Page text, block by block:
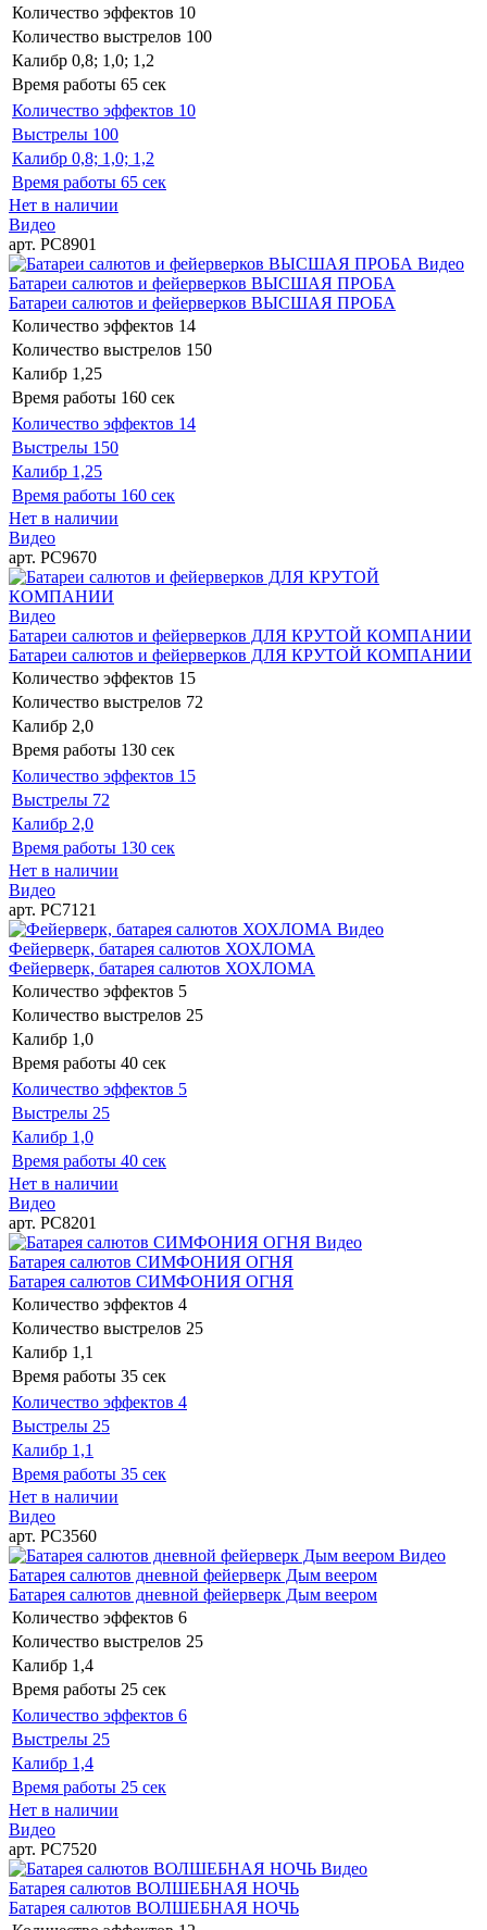
Количество эффектов 10
Количество выстрелов 100
Калибр 0,8; 1,0; 1,2
Время работы 65 сек
Количество эффектов 10
Выстрелы 100
Калибр 0,8; 1,0; 1,2
Время работы 65 сек
Нет в наличии
Видео
арт. РС8901
Видео
Батареи салютов и фейерверков ВЫСШАЯ ПРОБА
Батареи салютов и фейерверков ВЫСШАЯ ПРОБА
Количество эффектов 14
Количество выстрелов 150
Калибр 1,25
Время работы 160 сек
Количество эффектов 14
Выстрелы 150
Калибр 1,25
Время работы 160 сек
Нет в наличии
Видео
арт. РС9670
Видео
Батареи салютов и фейерверков ДЛЯ КРУТОЙ КОМПАНИИ
Батареи салютов и фейерверков ДЛЯ КРУТОЙ КОМПАНИИ
Количество эффектов 15
Количество выстрелов 72
Калибр 2,0
Время работы 130 сек
Количество эффектов 15
Выстрелы 72
Калибр 2,0
Время работы 130 сек
Нет в наличии
Видео
арт. РС7121
Видео
Фейерверк, батарея салютов ХОХЛОМА
Фейерверк, батарея салютов ХОХЛОМА
Количество эффектов 5
Количество выстрелов 25
Калибр 1,0
Время работы 40 сек
Количество эффектов 5
Выстрелы 25
Калибр 1,0
Время работы 40 сек
Нет в наличии
Видео
арт. РС8201
Видео
Батарея салютов СИМФОНИЯ ОГНЯ
Батарея салютов СИМФОНИЯ ОГНЯ
Количество эффектов 4
Количество выстрелов 25
Калибр 1,1
Время работы 35 сек
Количество эффектов 4
Выстрелы 25
Калибр 1,1
Время работы 35 сек
Нет в наличии
Видео
арт. РС3560
Видео
Батарея салютов дневной фейерверк Дым веером
Батарея салютов дневной фейерверк Дым веером
Количество эффектов 6
Количество выстрелов 25
Калибр 1,4
Время работы 25 сек
Количество эффектов 6
Выстрелы 25
Калибр 1,4
Время работы 25 сек
Нет в наличии
Видео
арт. РС7520
Видео
Батарея салютов ВОЛШЕБНАЯ НОЧЬ
Батарея салютов ВОЛШЕБНАЯ НОЧЬ